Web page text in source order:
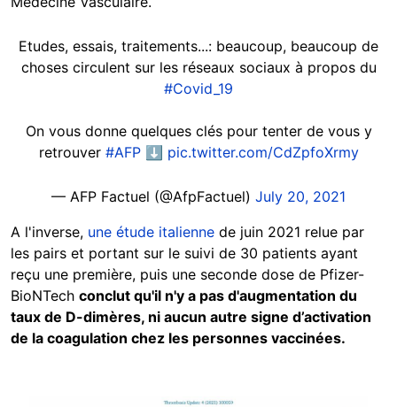
Etudes, essais, traitements...: beaucoup, beaucoup de
choses circulent sur les réseaux sociaux à propos du
#Covid_19
On vous donne quelques clés pour tenter de vous y
retrouver #AFP⬇️ pic.twitter.com/CdZpfoXrmy
— AFP Factuel (@AfpFactuel) July 20, 2021
A l'inverse, une étude italienne de juin 2021 relue par
les pairs et portant sur le suivi de 30 patients ayant
reçu une première, puis une seconde dose de Pfizer-
BioNTech conclut qu'il n'y a pas d'augmentation du
taux de D-dimères, ni aucun autre signe d’activation
de la coagulation chez les personnes vaccinées.